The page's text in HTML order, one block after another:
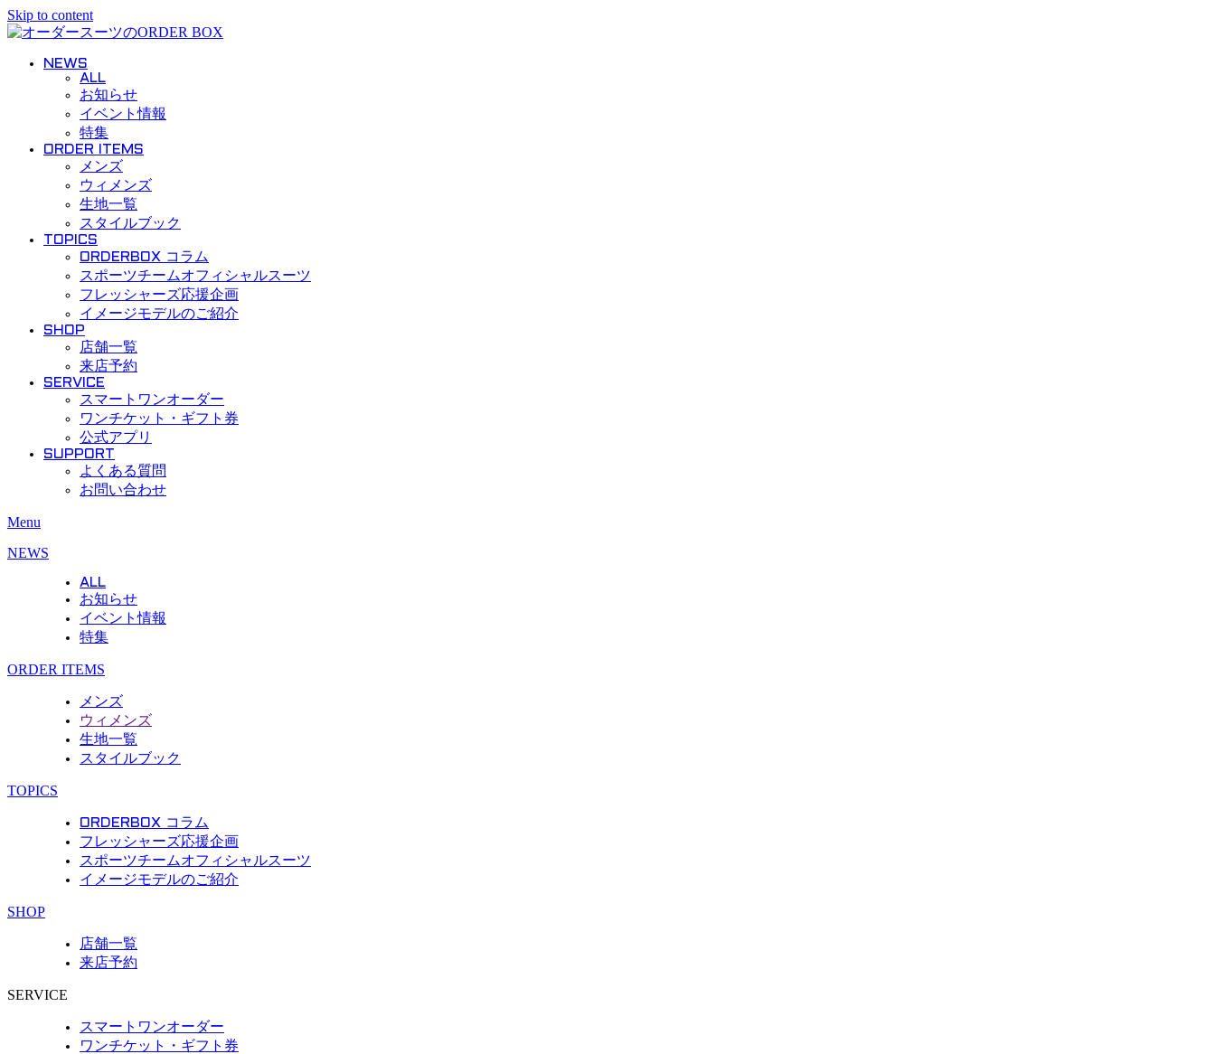
Skip to content
NEWS
ALL
お知らせ
イベント情報
特集
ORDER ITEMS
メンズ
ウィメンズ
生地一覧
スタイルブック
TOPICS
ORDERBOX コラム
スポーツチームオフィシャルスーツ
フレッシャーズ応援企画
イメージモデルのご紹介
SHOP
店舗一覧
来店予約
SERVICE
スマートワンオーダー
ワンチケット・ギフト券
公式アプリ
SUPPORT
よくある質問
お問い合わせ
Menu
NEWS
ALL
お知らせ
イベント情報
特集
ORDER ITEMS
メンズ
ウィメンズ
生地一覧
スタイルブック
TOPICS
ORDERBOX コラム
フレッシャーズ応援企画
スポーツチームオフィシャルスーツ
イメージモデルのご紹介
SHOP
店舗一覧
来店予約
SERVICE
スマートワンオーダー
ワンチケット・ギフト券